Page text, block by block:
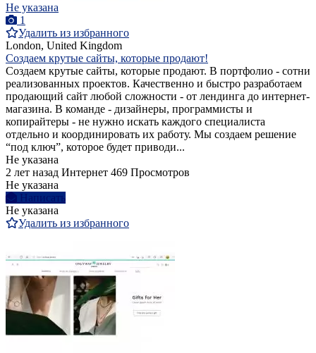
Не указана
1
Удалить из избранного
London, United Kingdom
Создаем крутые сайты, которые продают!
Создаем крутые сайты, которые продают. В портфолио - сотни
реализованных проектов. Качественно и быстро разработаем
продающий сайт любой сложности - от лендинга до интернет-
магазина. В команде - дизайнеры, программисты и
копирайтеры - не нужно искать каждого специалиста
отдельно и координировать их работу. Мы создаем решение
“под ключ”, которое будет приводи...
Не указана
2 лет назад Интернет 469 Просмотров
Не указана
Написать
Не указана
Удалить из избранного